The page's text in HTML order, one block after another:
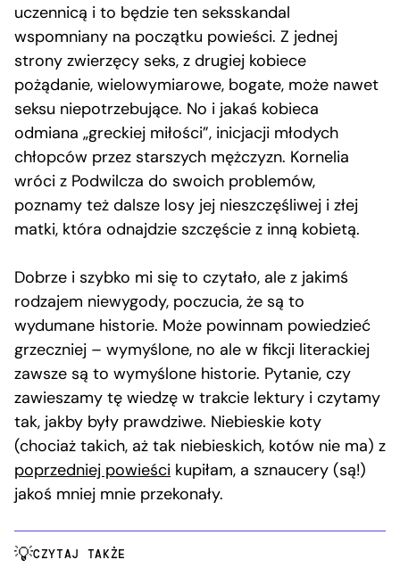
uczennicą i to będzie ten seksskandal
wspomniany na początku powieści. Z jednej
strony zwierzęcy seks, z drugiej kobiece
pożądanie, wielowymiarowe, bogate, może nawet
seksu niepotrzebujące. No i jakaś kobieca
odmiana „greckiej miłości”, inicjacji młodych
chłopców przez starszych mężczyzn. Kornelia
wróci z Podwilcza do swoich problemów,
poznamy też dalsze losy jej nieszczęśliwej i złej
matki, która odnajdzie szczęście z inną kobietą.
Dobrze i szybko mi się to czytało, ale z jakimś
rodzajem niewygody, poczucia, że są to
wydumane historie. Może powinnam powiedzieć
grzeczniej – wymyślone, no ale w fikcji literackiej
zawsze są to wymyślone historie. Pytanie, czy
zawieszamy tę wiedzę w trakcie lektury i czytamy
tak, jakby były prawdziwe. Niebieskie koty
(chociaż takich, aż tak niebieskich, kotów nie ma) z
poprzedniej powieści kupiłam, a sznaucery (są!)
jakoś mniej mnie przekonały.
CZYTAJ TAKŻE